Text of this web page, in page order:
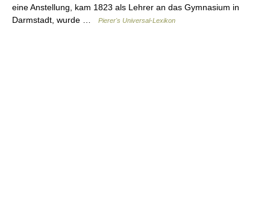
eine Anstellung, kam 1823 als Lehrer an das Gymnasium in
Darmstadt, wurde …
Pierer's Universal-Lexikon